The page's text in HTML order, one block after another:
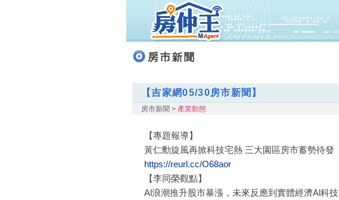
【吉家網05/30房市新聞】
房市新聞 > 產業動態
【專題報導】
黃仁勳旋風再掀科技宅熱 三大園區房市蓄勢待發
https://reurl.cc/O68aor
【李同榮觀點】
Al浪潮推升股市暴漲，未來反應到實體經濟Al科